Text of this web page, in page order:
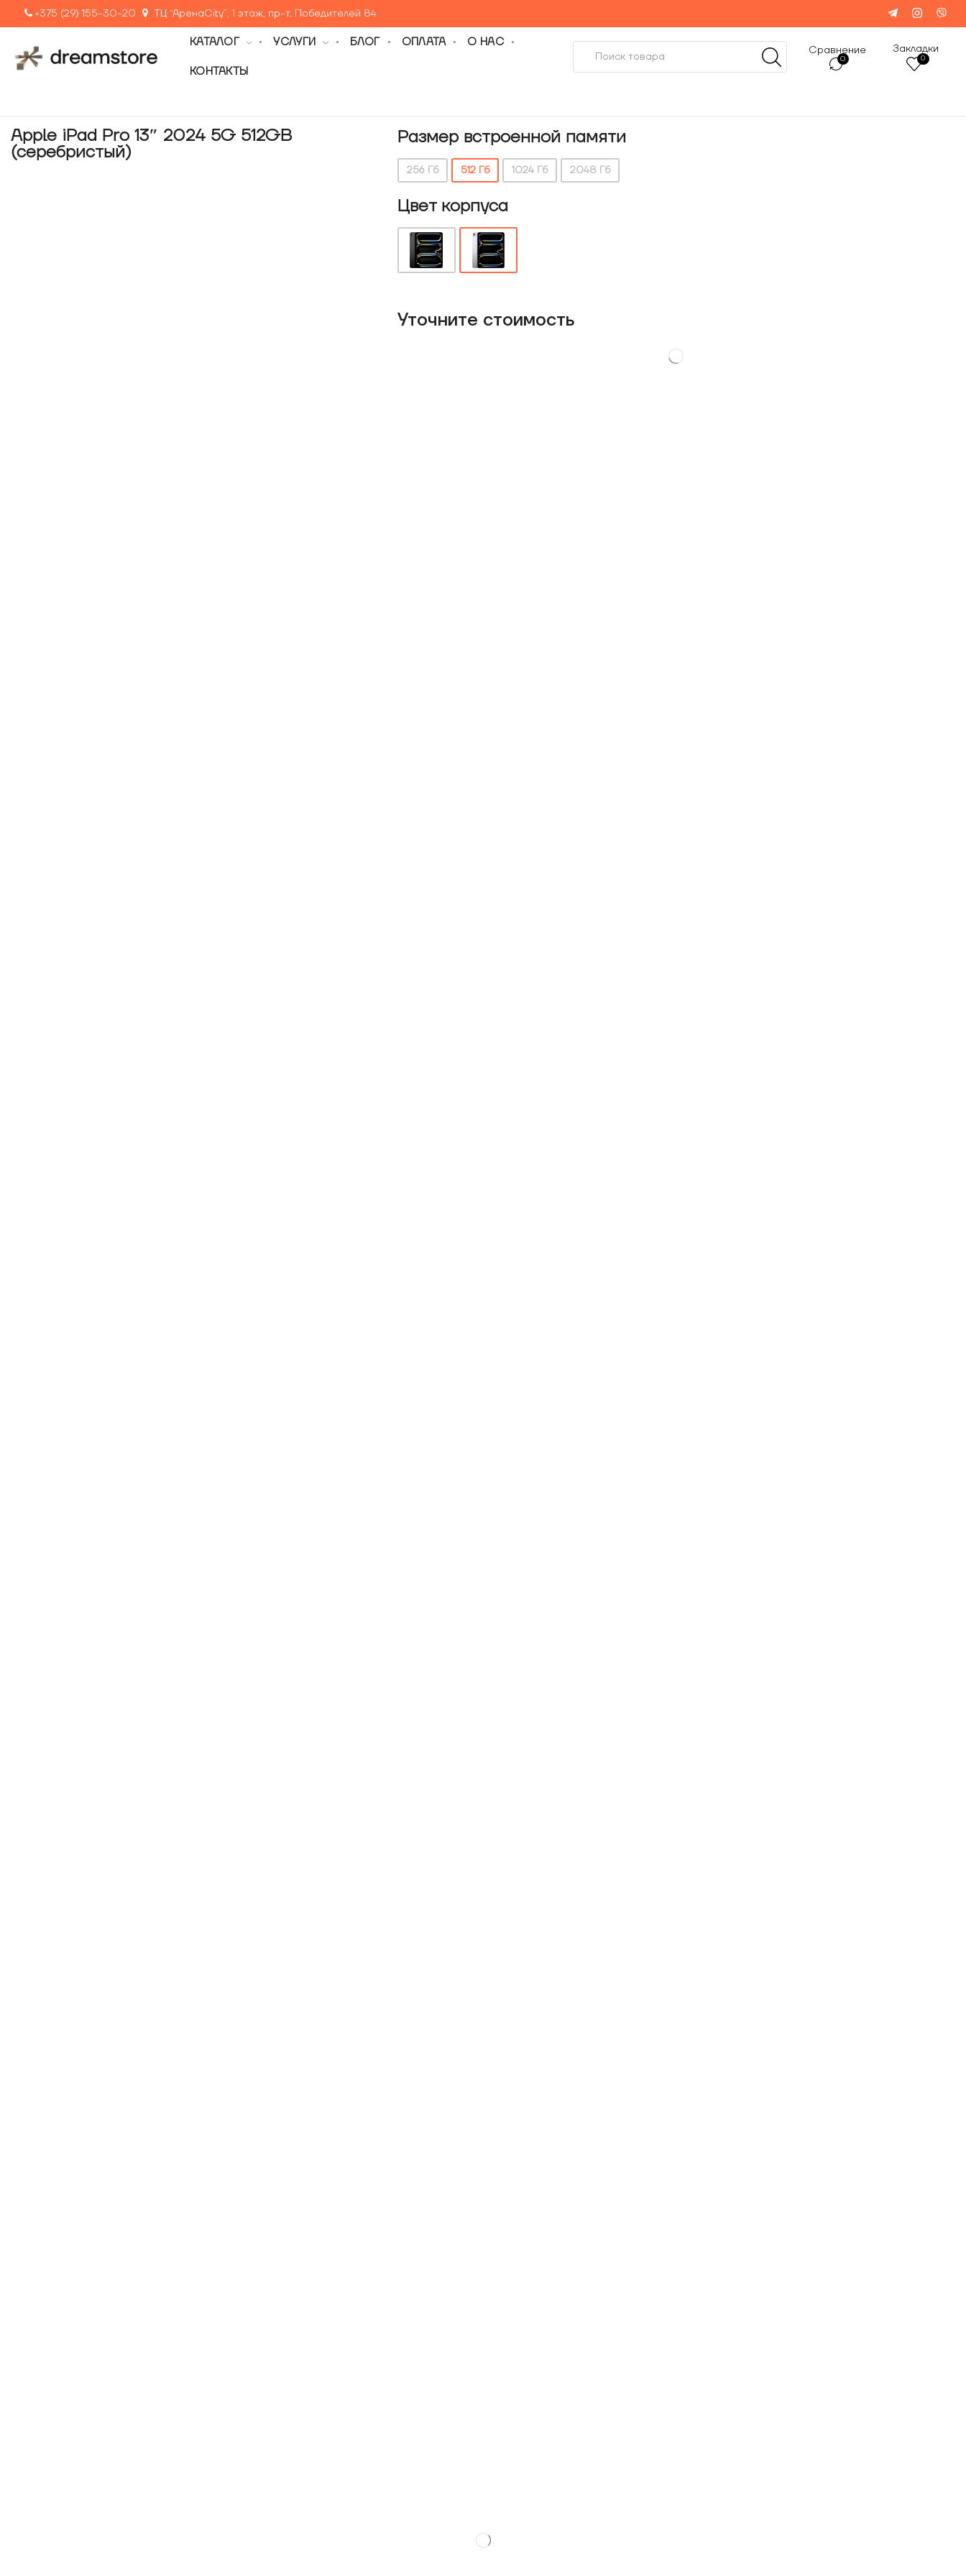
+375 (29) 155-30-20 ТЦ “АренаCity”, 1 этаж, пр-т. Победителей 84
КАТАЛОГ УСЛУГИ БЛОГ ОПЛАТА О НАС
КОНТАКТЫ
Сравнение
0
Закладки
0
Apple iPad Pro 13″ 2024 5G 512GB
(серебристый)
Размер встроенной памяти
256 Гб 512 Гб 1024 Гб 2048 Гб
Цвет корпуса
Уточнитe стоимость